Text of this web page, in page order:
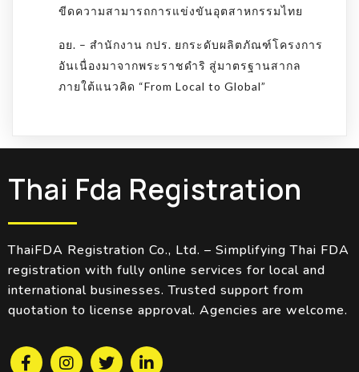
ขีดความสามารถการแข่งขันอุตสาหกรรมไทย
อย. – สำนักงาน กปร. ยกระดับผลิตภัณฑ์โครงการ
อันเนื่องมาจากพระราชดำริ สู่มาตรฐานสากล
ภายใต้แนวคิด “From Local to Global”
Thai Fda Registration
ThaiFDA Registration Co., Ltd. – Simplifying Thai FDA
registration with fully online services for local and
international businesses. Trusted support from
quotation to license approval. Agencies are welcome.